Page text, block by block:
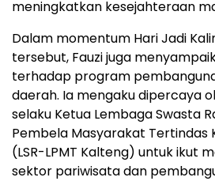
meningkatkan kesejahteraan
Dalam momentum Hari Jadi
tersebut, Fauzi juga
terhadap program
daerah. Ia mengaku dipercaya
selaku Ketua Lembaga Swasta
Pembela Masyarakat Tertindas
(LSR-LPMT Kalteng) untuk ikut
sektor pariwisata dan